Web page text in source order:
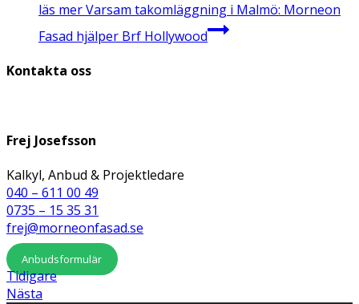
läs merVarsam takomläggning i Malmö: Morneon
Fasad hjälper Brf Hollywood
Kontakta oss
Frej Josefsson
Kalkyl, Anbud & Projektledare
040 – 611 00 49
0735 – 15 35 31
frej@morneonfasad.se
Anbudsformulär
Tidigare
Nästa